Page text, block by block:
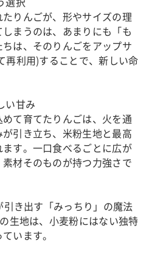
りんごが、形やサイズの理
まうのは、あまりにも「も
は、そのりんごをアップサ
再利用)することで、新しい命
い甘み
て育てたりんごは、火を通
引き立ち、米粉生地と最高
す。一口食べるごとに広が
材そのものが持つ力強さで
き出す「みっちり」の魔法
生地は、小麦粉にはない独特
います。